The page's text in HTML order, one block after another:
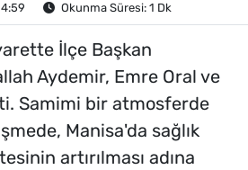
Okunma Süresi: 1 Dk
İlçe Başkan
Aydemir, Emre Oral ve
Samimi bir atmosferde
Manisa'da sağlık
artırılması adına